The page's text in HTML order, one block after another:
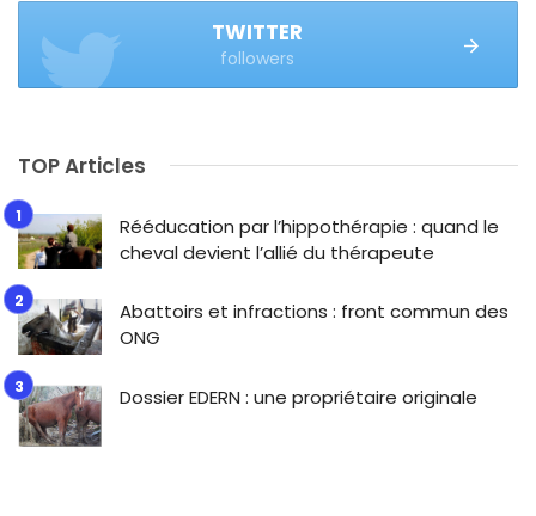
TWITTER
followers
TOP Articles
Rééducation par l’hippothérapie : quand le
cheval devient l’allié du thérapeute
Abattoirs et infractions : front commun des
ONG
Dossier EDERN : une propriétaire originale